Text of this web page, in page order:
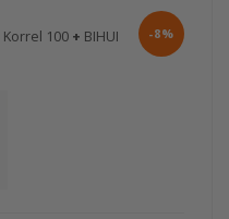
Korrel 100 + BIHUI
-8%